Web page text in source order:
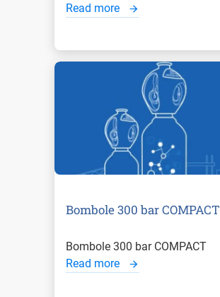
Read more
Bombole 300 bar COMPACT
Bombole 300 bar COMPACT
Read more